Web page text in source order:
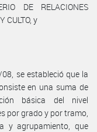
DE RELACIONES
CULTO, y
se estableció que la
en una suma de
básica del nivel
por grado y por tramo,
y agrupamiento, que